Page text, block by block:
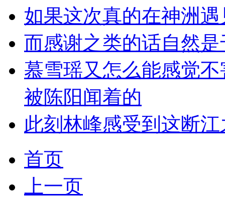
如果这次真的在神洲
而感谢之类的话自然
慕雪瑶又怎么能感觉
被陈阳闻着的
此刻林峰感受到这断
首页
上一页